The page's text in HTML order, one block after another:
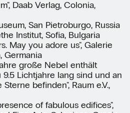
Daab Verlag, Colonia,
San Pietroburgo, Russia
Institut, Sofia, Bulgaria
May you adore us", Galerie
Germania
große Nebel enthält
9.5 Lichtjahre lang sind und an
befinden", Raum e.V.,
of fabulous edifices",